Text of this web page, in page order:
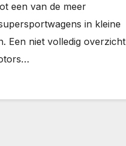
een van de meer
in kleine
Een niet volledig overzicht